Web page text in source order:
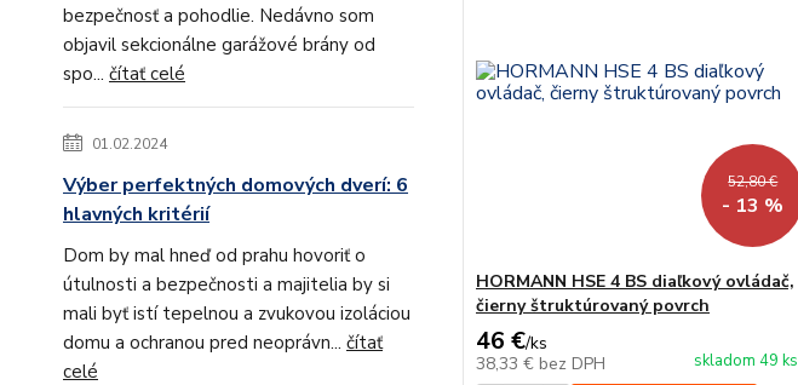
bezpečnosť a pohodlie. Nedávno som
objavil sekcionálne garážové brány od
spo... čítať celé
01.02.2024
Výber perfektných domových dverí: 6
hlavných kritérií
Dom by mal hneď od prahu hovoriť o
útulnosti a bezpečnosti a majitelia by si
mali byť istí tepelnou a zvukovou izoláciou
domu a ochranou pred neoprávn... čítať
celé
52,80 €
- 13 %
HORMANN HSE 4 BS diaľkový ovládač,
čierny štruktúrovaný povrch
46 €/ks
38,33 € bez DPH skladom 49 ks